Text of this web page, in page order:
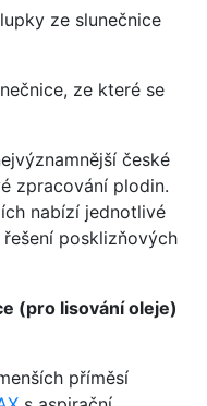
ze slunečnice
ze které se
české
zpracování plodin.
nabízí jednotlivé
posklizňových
(pro lisování oleje)
příměsí